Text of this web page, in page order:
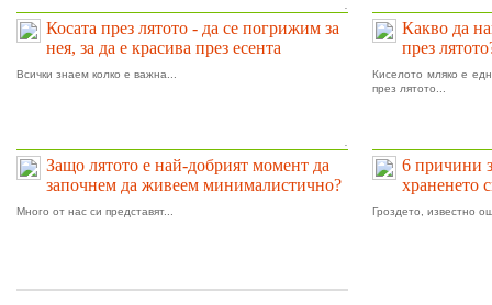
Косата през лятото - да се погрижим за
нея, за да е красива през есента
Всички знаем колко е важна...
Какво да
през
Киселото мляко е
през лятото...
Защо лятото е най-добрият момент да
започнем да живеем минималистично?
Много от нас си представят...
6 причини
храненето
Гроздето, известно